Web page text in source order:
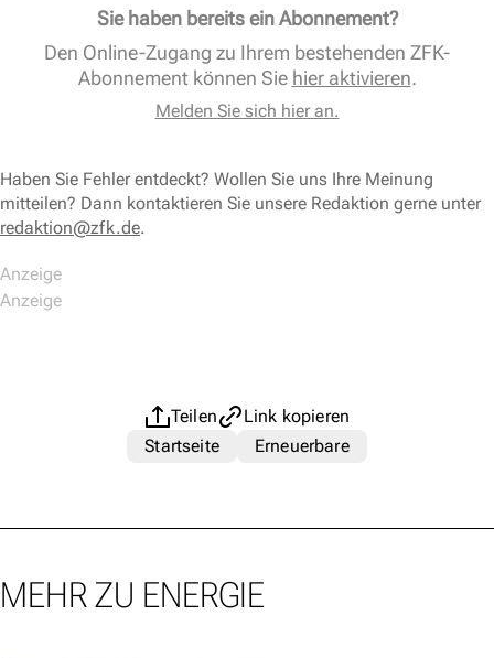
Sie haben bereits ein Abonnement?
Den Online-Zugang zu Ihrem bestehenden ZFK-
Abonnement können Sie hier aktivieren.
Melden Sie sich hier an.
Haben Sie Fehler entdeckt? Wollen Sie uns Ihre Meinung
mitteilen? Dann kontaktieren Sie unsere Redaktion gerne unter
redaktion@zfk.de.
Teilen
Link kopieren
Startseite
Erneuerbare
MEHR ZU ENERGIE